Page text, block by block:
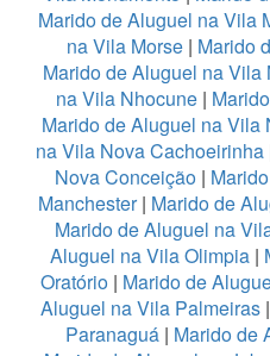
Marido de Aluguel na Vila
na Vila Morse | Marido
Marido de Aluguel na Vila
na Vila Nhocune|
Marido de Aluguel na Vila
na Vila Nova Cachoeirinha
Nova Conceição|
Manchester| Marido de
Marido de Aluguel na
Aluguel na Vila Olimpia |
Oratório| Marido de
Aluguel na Vila Palmeiras|
Paranaguá| Marido de